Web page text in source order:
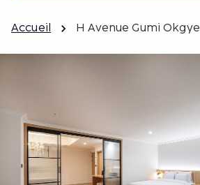
Accueil H Avenue Gumi Okgye